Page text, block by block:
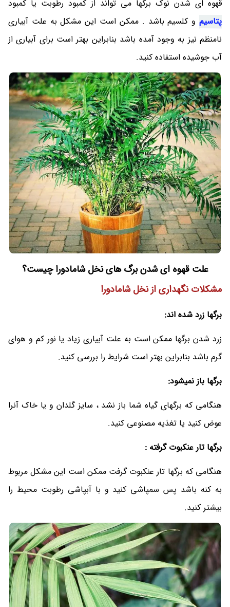
قهوه ای شدن نوک برگها می تواند از کمبود رطوبت یا کمبود
پتاسیم و کلسیم باشد . ممکن است این مشکل به علت آبیاری
نامنظم نیز به وجود آمده باشد بنابراین بهتر است برای آبیاری از
آب جوشیده استفاده کنید.
علت قهوه ای شدن برگ های نخل شامادورا چیست؟
مشکلات نگهداری از نخل شامادورا
برگها زرد شده اند:
زرد شدن برگها ممکن است به علت آبیاری زیاد یا نور کم و هوای
گرم باشد بنابراین بهتر است شرایط را بررسی کنید.
برگها باز نمیشود:
هنگامی که برگهای گیاه شما باز نشد ، سایز گلدان و یا خاک آنرا
عوض کنید یا تغذیه مصنوعی کنید.
برگها تار عنکبوت گرفته :
هنگامی که برگها تار عنکبوت گرفت ممکن است این مشکل مربوط
به کنه باشد پس سمپاشی کنید و با آبپاشی رطوبت محیط را
بیشتر کنید.